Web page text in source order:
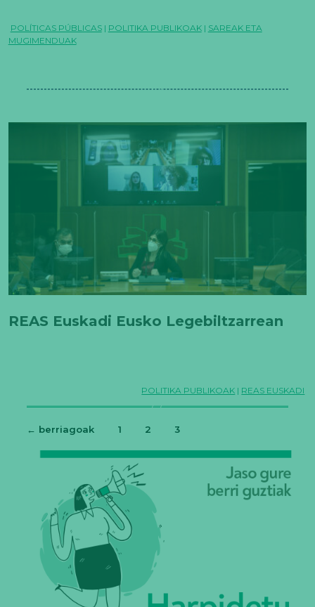
POLÍTICAS PÚBLICAS | POLITIKA PUBLIKOAK | SAREAK ETA
MUGIMENDUAK
REAS Euskadi Eusko Legebiltzarrean
POLITIKA PUBLIKOAK | REAS EUSKADI
Posts
pagination
← berriagoak 1 2 3